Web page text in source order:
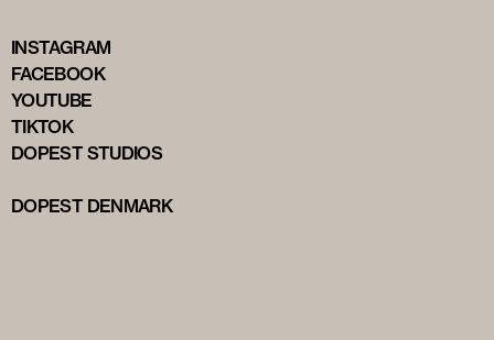
INSTAGRAM
FACEBOOK
YOUTUBE
TIKTOK
DOPEST STUDIOS
DOPEST DENMARK